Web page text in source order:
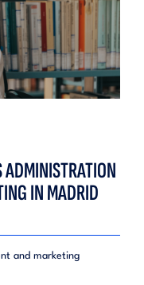
ADMINISTRATION
IN MADRID
and marketing